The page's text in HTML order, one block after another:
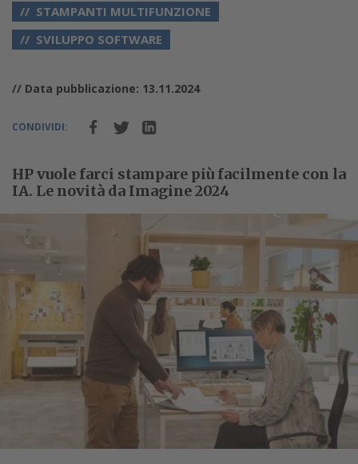
STAMPANTI MULTIFUNZIONE
SVILUPPO SOFTWARE
// Data pubblicazione: 13.11.2024
CONDIVIDI:
HP vuole farci stampare più facilmente con la
IA. Le novità da Imagine 2024